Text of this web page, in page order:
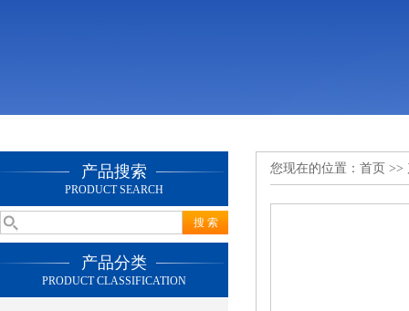
产品搜索
PRODUCT SEARCH
产品分类
PRODUCT CLASSIFICATION
您现在的位置： 首页 >>